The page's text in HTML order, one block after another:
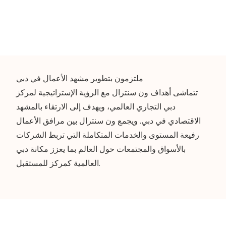
ملتزمون بتطوير مشهد الأعمال في دبي
تتماشى أهداف ون سنترال مع الرؤية الإستراتيجية لمركز
دبي التجاري العالمي، ويهدف إلى الارتقاء بالمشهد
الاقتصادي في دبي. ويجمع ون سنترال بين مرافق الأعمال
رفيعة المستوى والخدمات المتكاملة التي تربط الشركات
بالأسواق والمجتمعات حول العالم بما يعزز مكانة دبي
العالمية كمركز للمستقبل.